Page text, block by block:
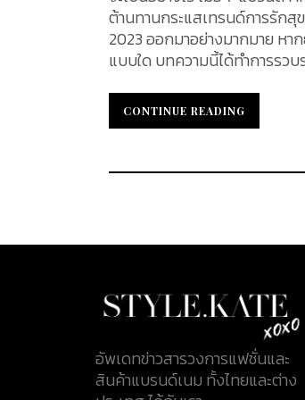
ต้านทานกระแสเทรนด์การรัก
2023 ออกมาอย่างมากมาย ห
แบบใด บทความนี้ได้ทำการรวบ
CONTINUE READING
CONTINUE READING
อัพเดทข่าวสารวงการแฟชั่นและ
สินค้าแบรนด์เนม ทั้งไทยและต่าง